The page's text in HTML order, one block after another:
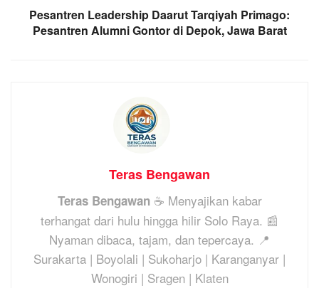
Pesantren Leadership Daarut Tarqiyah Primago:
Pesantren Alumni Gontor di Depok, Jawa Barat
Teras Bengawan
Teras Bengawan☕ Menyajikan kabar
terhangat dari hulu hingga hilir Solo Raya. 📰
Nyaman dibaca, tajam, dan tepercaya. 📍
Surakarta | Boyolali | Sukoharjo | Karanganyar |
Wonogiri | Sragen | Klaten